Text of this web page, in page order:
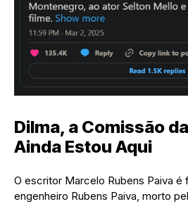
Dilma, a Comissão
Ainda Estou Aqui
O escritor Marcelo Rubens Paiva
engenheiro Rubens Paiva, morto